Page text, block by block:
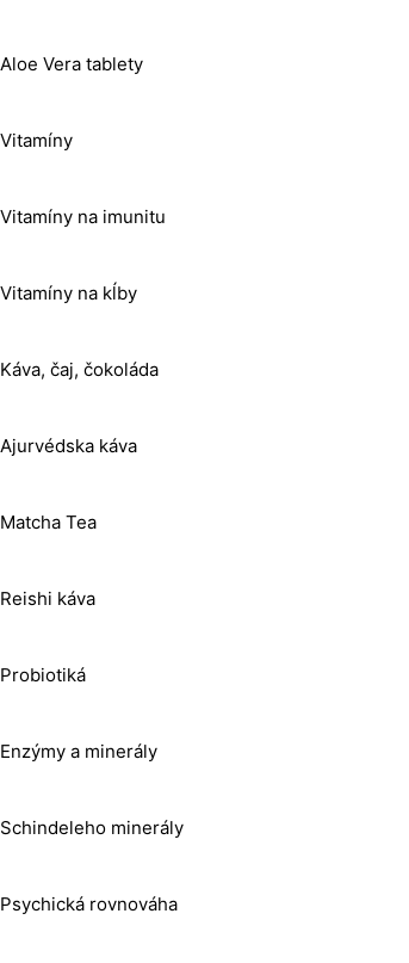
Aloe Vera tablety
Vitamíny
Vitamíny na imunitu
Vitamíny na kĺby
Káva, čaj, čokoláda
Ajurvédska káva
Matcha Tea
Reishi káva
Probiotiká
Enzýmy a minerály
Schindeleho minerály
Psychická rovnováha